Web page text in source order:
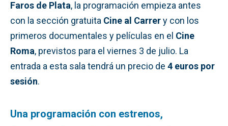
Faros de Plata, la programación empieza antes
con la sección gratuita Cine al Carrery con los
primeros documentales y películas en el Cine
Roma, previstos para el viernes 3 de julio. La
entrada a esta sala tendrá un precio de 4 euros por
sesión.
Una programación con estrenos,